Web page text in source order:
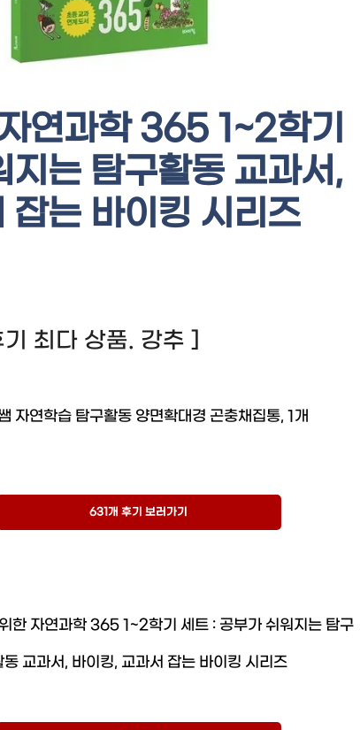
연과학 365 1~2학기
지는 탐구활동 교과서,
잡는 바이킹 시리즈
최다 상품. 강추 ]
자연학습 탐구활동 양면확대경 곤충채집통, 1개
631개 후기 보러가기
한 자연과학 365 1~2학기 세트 : 공부가 쉬워지는 탐구
동 교과서, 바이킹, 교과서 잡는 바이킹 시리즈